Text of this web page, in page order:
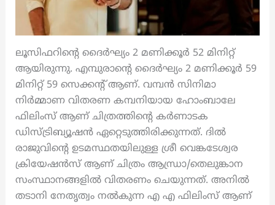
ലൂസിഫറിന്‍റെ ദൈര്‍ഘ്യം 2 മണിക്കൂര്‍ 52 മിനിറ്റ്
ആയിരുന്നു. എമ്പുരാന്‍റെ ദൈര്‍ഘ്യം 2 മണിക്കൂര്‍ 59
മിനിറ്റ് 59 സെക്കന്‍റ് ആണ്. വമ്പൻ സിനിമാ
നിർമ്മാണ വിതരണ കമ്പനിയായ ഹോംബാലേ
ഫിലിംസ് ആണ് ചിത്രത്തിന്‍റെ കര്‍ണാടക
ഡിസ്ട്രിബ്യൂഷന്‍ ഏറ്റെടുത്തിരിക്കുന്നത്. ദിൽ
രാജുവിൻ്റെ ഉടമസ്ഥതയിലുള്ള ശ്രീ വെങ്കടേശ്വര
ക്രിയേഷൻസ് ആണ് ചിത്രം ആന്ധ്രാ/തെലുങ്കാന
സംസ്ഥാനങ്ങളിൽ വിതരണം ചെയുന്നത്. അനിൽ
തടാനി നേതൃത്വം നൽകുന്ന എ എ ഫിലിംസ് ആണ്